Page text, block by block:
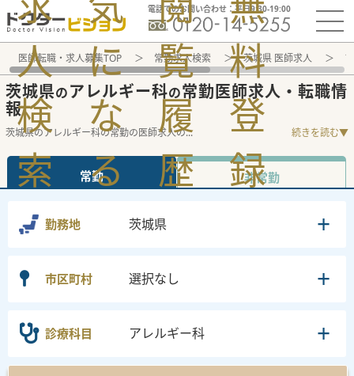
電話でのお問い合わせ：平日9:30-19:00
人
検
索
に
な
る
覧
履
歴
料
登
録
医師転職・求人募集TOP 常勤求人検索 茨城県 医師求人
茨城県のアレルギー科の常勤医師求人・転職情
報
茨城県のアレルギー科の常勤の医師求人の... 続きを読む▼
常勤 非常勤
勤務地 茨城県
市区町村 選択なし
診療科目 アレルギー科